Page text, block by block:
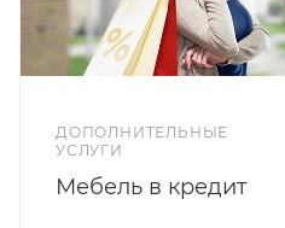
ДОПОЛНИТЕЛЬНЫЕ
УСЛУГИ
Мебель в кредит